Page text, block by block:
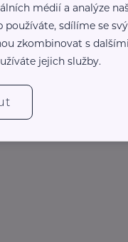
médií a analýze
používáte, sdílíme se
zkombinovat s
jejich služby.